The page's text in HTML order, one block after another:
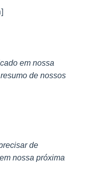
em nossa
de nossos
de
nossa próxima